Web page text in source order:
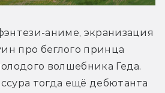
аниме, экранизация
про беглого принца
волшебника Геда.
тогда ещё дебютанта